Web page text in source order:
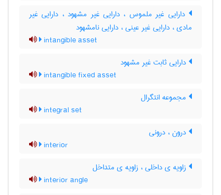
دارایی غیر ملموس ، دارایی غیر مشهود ، دارایی غیر
مادی ، دارایی غیر عینی ، دارایی نامشهود
intangible asset
دارایی ثابت غیر مشهود
intangible fixed asset
مجموعه انتگرال
integral set
درون ، درونی
interior
زاویه ی داخلی ، زاویه ی متداخل
interior angle